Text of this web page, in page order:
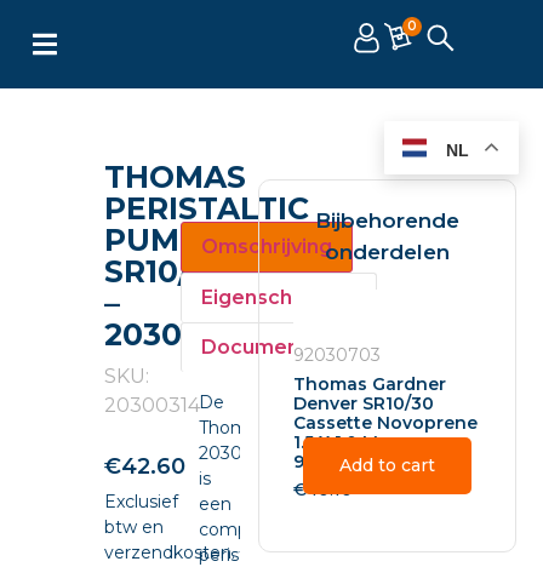
0
THOMAS
PERISTALTIC
PUMP
SR10/30
–
20300314
SKU:
20300314
€42.60
Exclusief
btw en
verzendkosten.
Omschrijving
Eigenschappen
Documenten
De
Thomas
20300314
is
een
compacte
peristaltic
Bijbehorende
onderdelen
92030703
Thomas Gardner
Denver SR10/30
Cassette Novoprene
1.5 X 1.0 Mm –
92030703
€40.10
Add to cart
NL